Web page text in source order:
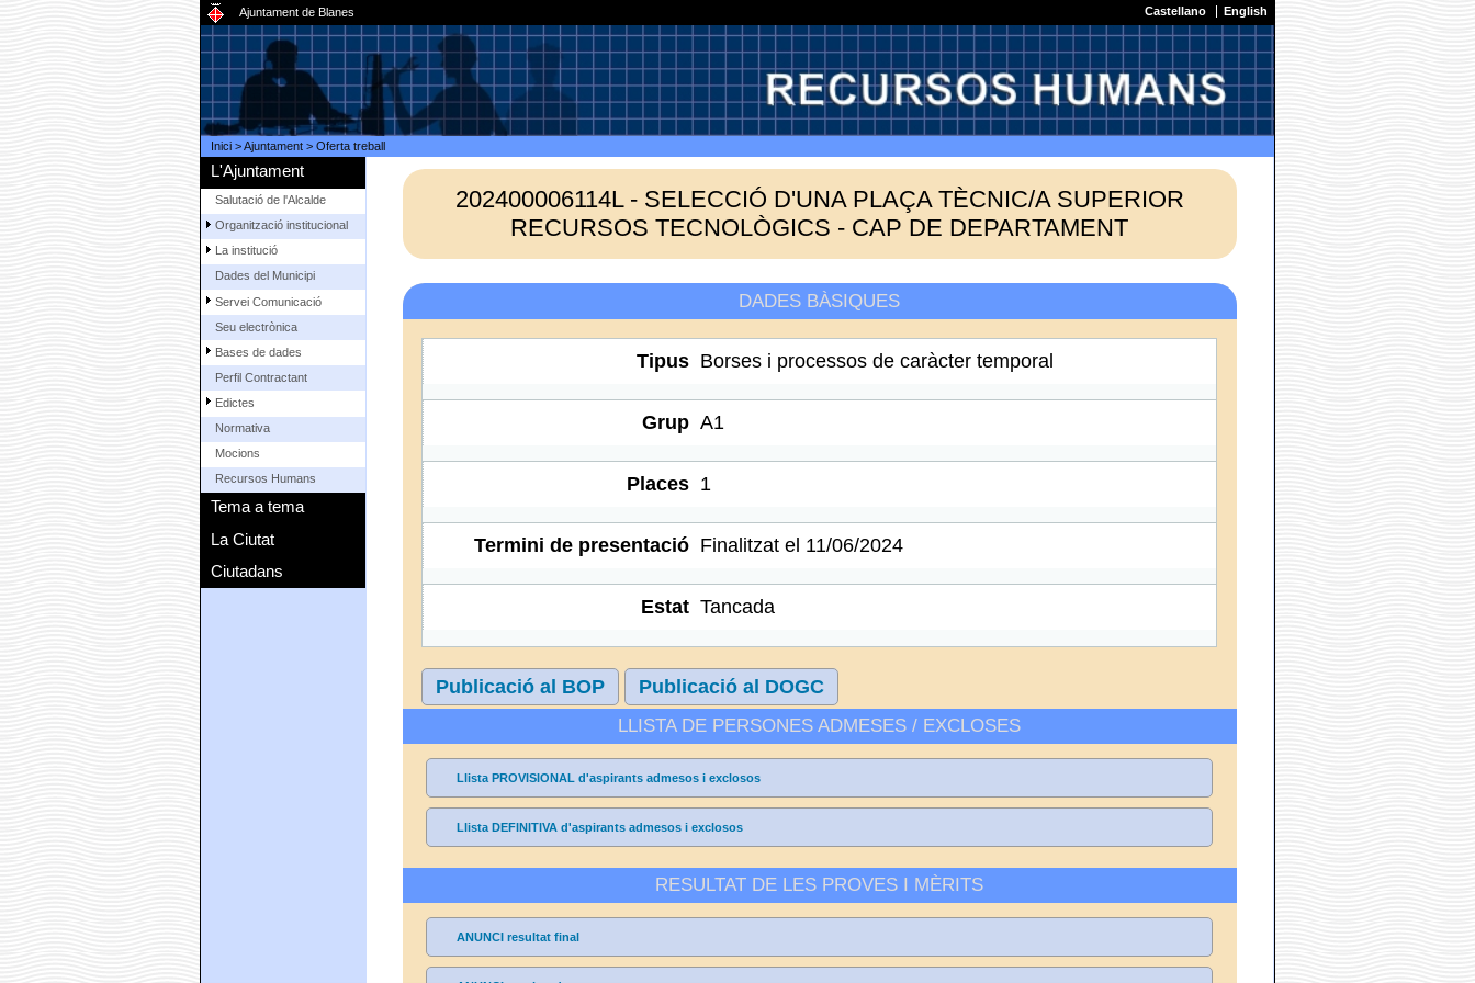
Ajuntament de Blanes Castellano English
Inici>Ajuntament> Oferta treball
L'Ajuntament
Salutació de l'Alcalde
Organització institucional
La institució
Dades del Municipi
Servei Comunicació
Seu electrònica
Bases de dades
Perfil Contractant
Edictes
Normativa
Mocions
Recursos Humans
Tema a tema
La Ciutat
Ciutadans
202400006114L - SELECCIÓ D'UNA PLAÇA TÈCNIC/A SUPERIOR
RECURSOS TECNOLÒGICS - CAP DE DEPARTAMENT
DADES BÀSIQUES
Tipus Borses i processos de caràcter temporal
Grup A1
Places 1
Termini de presentació Finalitzat el 11/06/2024
Estat Tancada
Publicació al BOP Publicació al DOGC
LLISTA DE PERSONES ADMESES / EXCLOSES
Llista PROVISIONAL d'aspirants admesos i exclosos
Llista DEFINITIVA d'aspirants admesos i exclosos
RESULTAT DE LES PROVES I MÈRITS
ANUNCI resultat final